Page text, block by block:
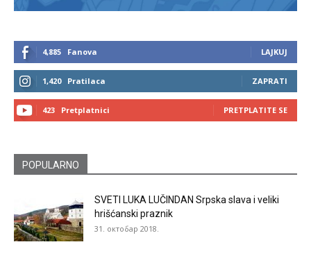
4,885 Fanova LAJKUJ
1,420 Pratilaca ZAPRATI
423 Pretplatnici PRETPLATITE SE
POPULARNO
SVETI LUKA LUČINDAN Srpska slava i veliki
hrišćanski praznik
31. октобар 2018.